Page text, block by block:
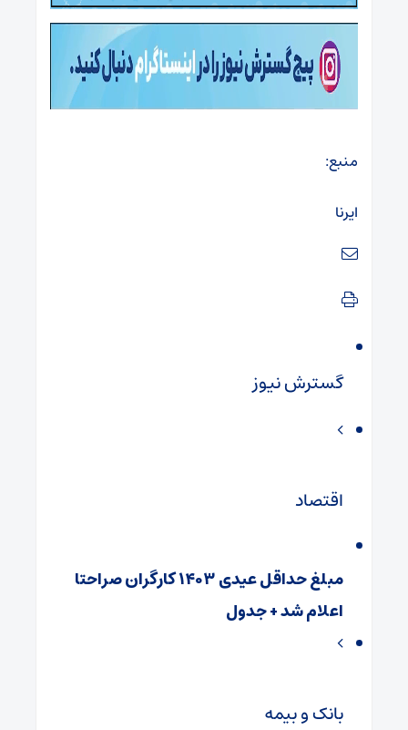
منبع:
ایرنا
گسترش نیوز
اقتصاد
مبلغ حداقل عیدی ۱۴۰۳ کارگران صراحتا
اعلام شد + جدول
بانک و بیمه